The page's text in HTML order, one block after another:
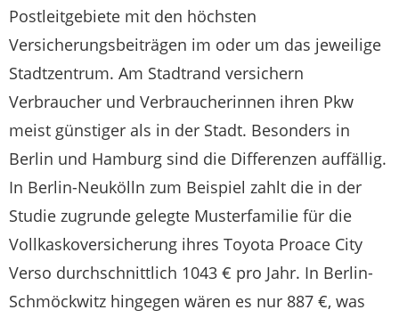
Postleitgebiete mit den höchsten
Versicherungsbeiträgen im oder um das jeweilige
Stadtzentrum. Am Stadtrand versichern
Verbraucher und Verbraucherinnen ihren Pkw
meist günstiger als in der Stadt. Besonders in
Berlin und Hamburg sind die Differenzen auffällig.
In Berlin-Neukölln zum Beispiel zahlt die in der
Studie zugrunde gelegte Musterfamilie für die
Vollkaskoversicherung ihres Toyota Proace City
Verso durchschnittlich 1043 € pro Jahr. In Berlin-
Schmöckwitz hingegen wären es nur 887 €, was